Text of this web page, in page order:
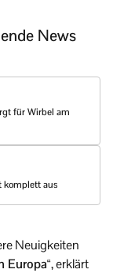
News
für Wirbel am
komplett aus
Neuigkeiten
Europa“, erklärt